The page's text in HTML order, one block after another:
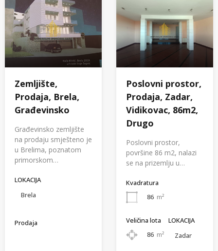
Zemljište,
Prodaja, Brela,
Građevinsko
Građevinsko zemljište
na prodaju smješteno je
u Brelima, poznatom
primorskom…
LOKACIJA
Brela
Prodaja
Poslovni prostor,
Prodaja, Zadar,
Vidikovac, 86m2,
Drugo
Poslovni prostor,
površine 86 m2, nalazi
se na prizemlju u…
Kvadratura
86 m²
Veličina lota
86 m²
LOKACIJA
Zadar